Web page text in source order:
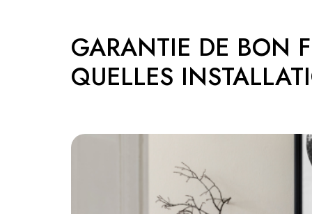
GARANTIE DE BON
QUELLES